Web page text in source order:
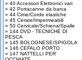
» 40 Accessori Elettronici vari
» 42 Portacanne da barca
» 44 Cime/Corde elastiche
» 45 Cerate/Impermeabili
» 50 Cervicale/Schiena/Spalle
» 144 DVD - TECNICHE DI
PESCA
» 145 BOLOGNESE/SPIGOLA
» 146 CEFALO PORTO
» 147 NATTELLI PER